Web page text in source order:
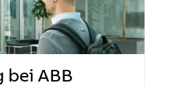
bei ABB